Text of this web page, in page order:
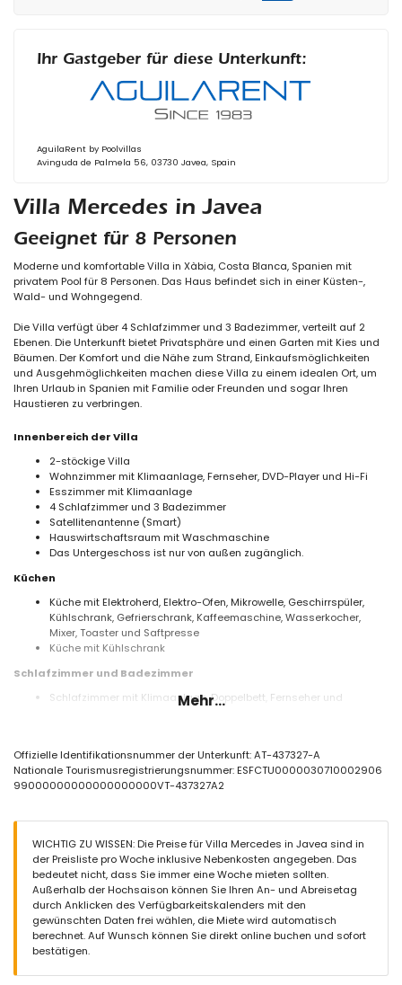
Villa Mercedes in Javea
Geeignet für 8 Personen
Moderne und komfortable Villa in Xàbia, Costa Blanca, Spanien mit
privatem Pool für 8 Personen. Das Haus befindet sich in einer Küsten-,
Wald- und Wohngegend.
Die Villa verfügt über 4 Schlafzimmer und 3 Badezimmer, verteilt auf 2
Ebenen. Die Unterkunft bietet Privatsphäre und einen Garten mit Kies und
Bäumen. Der Komfort und die Nähe zum Strand, Einkaufsmöglichkeiten
und Ausgehmöglichkeiten machen diese Villa zu einem idealen Ort, um
Ihren Urlaub in Spanien mit Familie oder Freunden und sogar Ihren
Haustieren zu verbringen.
Innenbereich der Villa
2-stöckige Villa
Wohnzimmer mit Klimaanlage, Fernseher, DVD-Player und Hi-Fi
Esszimmer mit Klimaanlage
4 Schlafzimmer und 3 Badezimmer
Satellitenantenne (Smart)
Hauswirtschaftsraum mit Waschmaschine
Das Untergeschoss ist nur von außen zugänglich.
Küchen
Küche mit Elektroherd, Elektro-Ofen, Mikrowelle, Geschirrspüler,
Kühlschrank, Gefrierschrank, Kaffeemaschine, Wasserkocher,
Mixer, Toaster und Saftpresse
Küche mit Kühlschrank
Schlafzimmer und Badezimmer
Schlafzimmer mit Klimaanlage, Doppelbett, Fernseher und
Eigenes Badezimmer mit Dusche, WC und Haartrockner
Badezimmer mit Badewanne, WC und Haartrockner
Badezimmer mit Einzelwaschbecken, Dusche, WC und
Eingezäuntes Grundstück
Privater Pool mit den Maßen 8m x 4m und 2m Tiefe
Garten mit Kies, Bäumen und Gartenmöbeln mit Sonnenliegen
Wintergarten
2 Terrassen, davon 1 überdacht
Grill
Außendusche
Außensitzbereich und Außenspeisebereich
Privater Parkplatz
Mehr...
Offizielle Identifikationsnummer der Unterkunft: AT-437327-A
Nationale Tourismusregistrierungsnummer: ESFCTU0000030710002906
99000000000000000000VT-437327A2
WICHTIG ZU WISSEN: Die Preise für Villa Mercedes in Javea sind in
der Preisliste pro Woche inklusive Nebenkosten angegeben. Das
bedeutet nicht, dass Sie immer eine Woche mieten sollten.
Außerhalb der Hochsaison können Sie Ihren An- und Abreisetag
durch Anklicken des Verfügbarkeitskalenders mit den
gewünschten Daten frei wählen, die Miete wird automatisch
berechnet. Auf Wunsch können Sie direkt online buchen und sofort
bestätigen.
Ihr Gastgeber für diese Unterkunft:
AguilaRent by Poolvillas
Avinguda de Palmela 56, 03730 Javea, Spain